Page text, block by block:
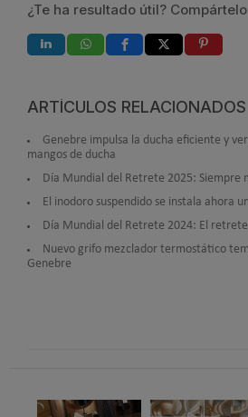
¿Te ha resultado útil? Compártelo
ARTÍCULOS RELACIONADOS
Genebre impulsa la ducha eficiente y
mangos de ducha
Día Mundial del Retrete 2025: Siempre
El inodoro suspendido se instala ahora
Día Mundial del Retrete 2024: El
Nuevo grifo mezclador termostático
Genebre